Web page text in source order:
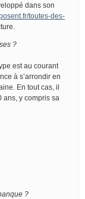
dans son
toutes-des-
?
est au courant
à s’arrondir en
En tout cas, il
ans, y compris sa
?